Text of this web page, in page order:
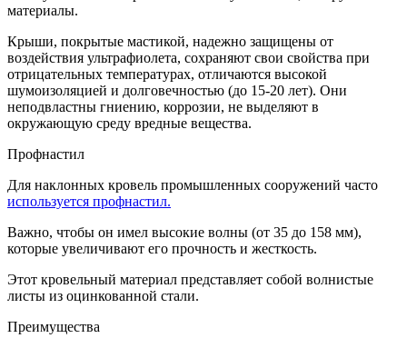
материалы.
Крыши, покрытые мастикой, надежно защищены от
воздействия ультрафиолета, сохраняют свои свойства при
отрицательных температурах, отличаются высокой
шумоизоляцией и долговечностью (до 15-20 лет). Они
неподвластны гниению, коррозии, не выделяют в
окружающую среду вредные вещества.
Профнастил
Для наклонных кровель промышленных сооружений часто
используется профнастил.
Важно, чтобы он имел высокие волны (от 35 до 158 мм),
которые увеличивают его прочность и жесткость.
Этот кровельный материал представляет собой волнистые
листы из оцинкованной стали.
Преимущества